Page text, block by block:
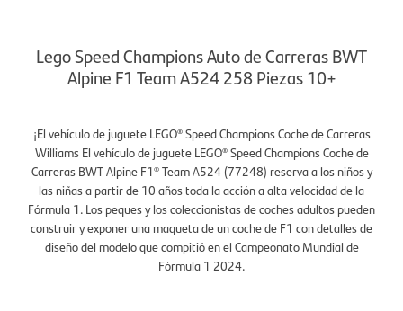
Lego Speed Champions Auto de Carreras BWT
Alpine F1 Team A524 258 Piezas 10+
¡El vehículo de juguete LEGO® Speed Champions Coche de Carreras
Williams El vehículo de juguete LEGO® Speed Champions Coche de
Carreras BWT Alpine F1® Team A524 (77248) reserva a los niños y
las niñas a partir de 10 años toda la acción a alta velocidad de la
Fórmula 1. Los peques y los coleccionistas de coches adultos pueden
construir y exponer una maqueta de un coche de F1 con detalles de
diseño del modelo que compitió en el Campeonato Mundial de
Fórmula 1 2024.